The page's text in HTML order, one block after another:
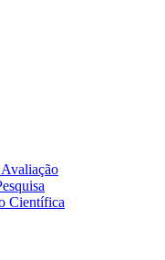
Científica